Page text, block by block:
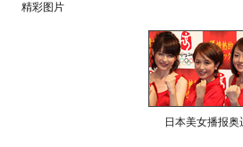
精彩图片
日本美女播报奥